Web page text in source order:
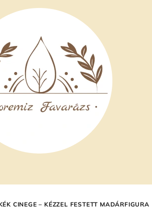
CINEGE – KÉZZEL FESTETT MADÁRFIGURA